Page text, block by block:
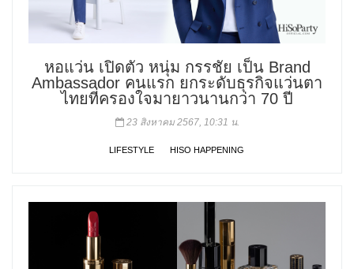
หอแว่น เปิดตัว หนุ่ม กรรชัย เป็น Brand
Ambassador คนแรก ยกระดับธุรกิจแว่นตา
ไทยที่ครองใจมายาวนานกว่า 70 ปี
23 สิงหาคม 2567, 10:31 น.
LIFESTYLE HISO HAPPENING